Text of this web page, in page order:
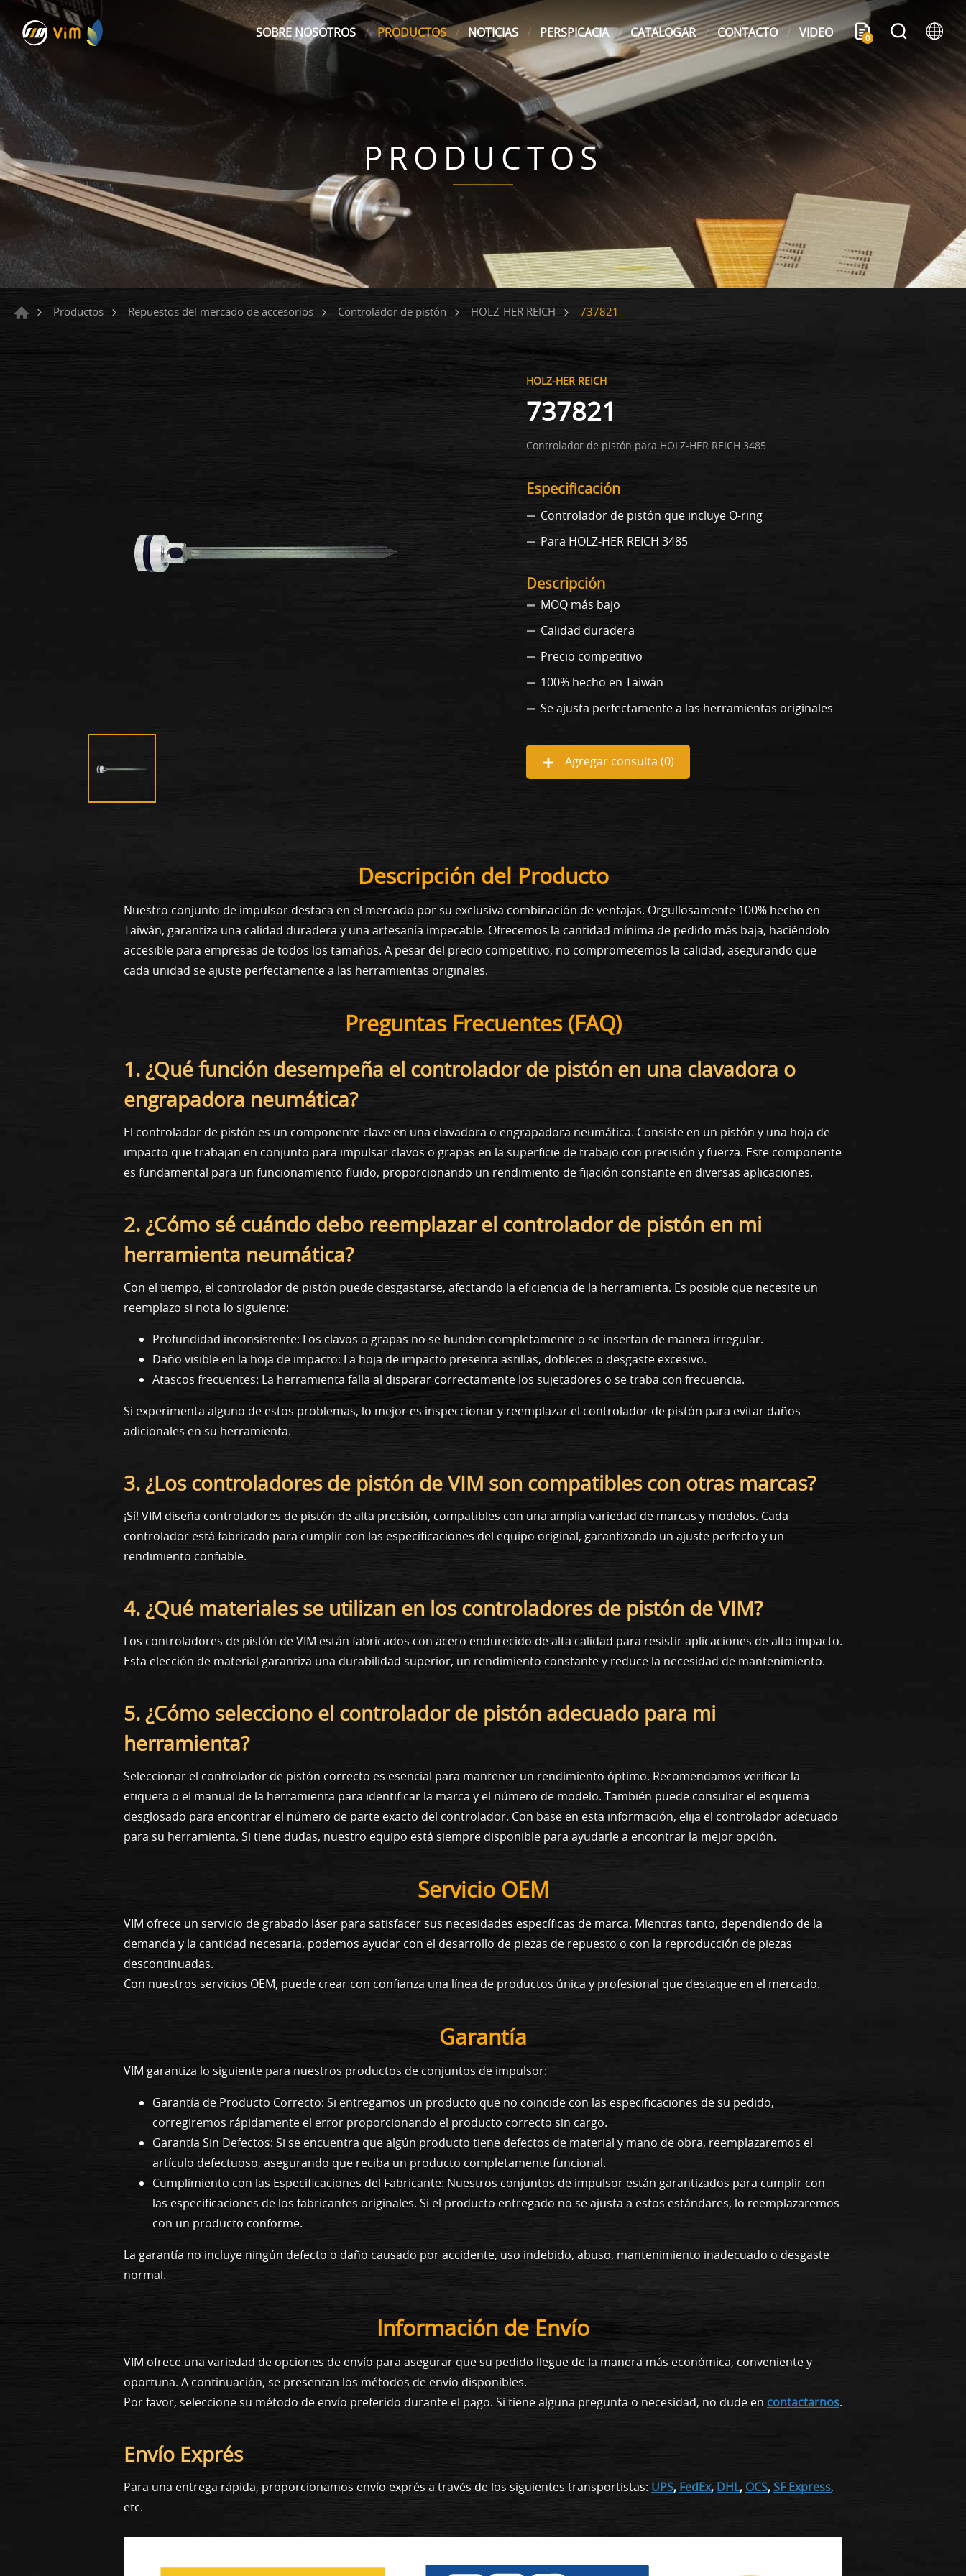
SOBRE NOSOTROS PRODUCTOS NOTICIAS PERSPICACIA CATALOGAR CONTACTO VIDEO 0
PRODUCTOS
Productos Repuestos del mercado de accesorios Controlador de pistón HOLZ-HER REICH 737821
HOLZ-HER REICH
737821
Controlador de pistón para HOLZ-HER REICH 3485
Especificación
Controlador de pistón que incluye O-ring
Para HOLZ-HER REICH 3485
Descripción
MOQ más bajo
Calidad duradera
Precio competitivo
100% hecho en Taiwán
Se ajusta perfectamente a las herramientas originales
Agregar consulta (0)
Descripción del Producto
Nuestro conjunto de impulsor destaca en el mercado por su exclusiva combinación de ventajas. Orgullosamente 100% hecho en
Taiwán, garantiza una calidad duradera y una artesanía impecable. Ofrecemos la cantidad mínima de pedido más baja, haciéndolo
accesible para empresas de todos los tamaños. A pesar del precio competitivo, no comprometemos la calidad, asegurando que
cada unidad se ajuste perfectamente a las herramientas originales.
Preguntas Frecuentes (FAQ)
1. ¿Qué función desempeña el controlador de pistón en una clavadora o
engrapadora neumática?
El controlador de pistón es un componente clave en una clavadora o engrapadora neumática. Consiste en un pistón y una hoja de
impacto que trabajan en conjunto para impulsar clavos o grapas en la superficie de trabajo con precisión y fuerza. Este componente
es fundamental para un funcionamiento fluido, proporcionando un rendimiento de fijación constante en diversas aplicaciones.
2. ¿Cómo sé cuándo debo reemplazar el controlador de pistón en mi
herramienta neumática?
Con el tiempo, el controlador de pistón puede desgastarse, afectando la eficiencia de la herramienta. Es posible que necesite un
reemplazo si nota lo siguiente:
Profundidad inconsistente: Los clavos o grapas no se hunden completamente o se insertan de manera irregular.
Daño visible en la hoja de impacto: La hoja de impacto presenta astillas, dobleces o desgaste excesivo.
Atascos frecuentes: La herramienta falla al disparar correctamente los sujetadores o se traba con frecuencia.
Si experimenta alguno de estos problemas, lo mejor es inspeccionar y reemplazar el controlador de pistón para evitar daños
adicionales en su herramienta.
3. ¿Los controladores de pistón de VIM son compatibles con otras marcas?
¡Sí! VIM diseña controladores de pistón de alta precisión, compatibles con una amplia variedad de marcas y modelos. Cada
controlador está fabricado para cumplir con las especificaciones del equipo original, garantizando un ajuste perfecto y un
rendimiento confiable.
4. ¿Qué materiales se utilizan en los controladores de pistón de VIM?
Los controladores de pistón de VIM están fabricados con acero endurecido de alta calidad para resistir aplicaciones de alto impacto.
Esta elección de material garantiza una durabilidad superior, un rendimiento constante y reduce la necesidad de mantenimiento.
5. ¿Cómo selecciono el controlador de pistón adecuado para mi
herramienta?
Seleccionar el controlador de pistón correcto es esencial para mantener un rendimiento óptimo. Recomendamos verificar la
etiqueta o el manual de la herramienta para identificar la marca y el número de modelo. También puede consultar el esquema
desglosado para encontrar el número de parte exacto del controlador. Con base en esta información, elija el controlador adecuado
para su herramienta. Si tiene dudas, nuestro equipo está siempre disponible para ayudarle a encontrar la mejor opción.
Servicio OEM
VIM ofrece un servicio de grabado láser para satisfacer sus necesidades específicas de marca. Mientras tanto, dependiendo de la
demanda y la cantidad necesaria, podemos ayudar con el desarrollo de piezas de repuesto o con la reproducción de piezas
descontinuadas.
Con nuestros servicios OEM, puede crear con confianza una línea de productos única y profesional que destaque en el mercado.
Garantía
VIM garantiza lo siguiente para nuestros productos de conjuntos de impulsor:
Garantía de Producto Correcto: Si entregamos un producto que no coincide con las especificaciones de su pedido,
corregiremos rápidamente el error proporcionando el producto correcto sin cargo.
Garantía Sin Defectos: Si se encuentra que algún producto tiene defectos de material y mano de obra, reemplazaremos el
artículo defectuoso, asegurando que reciba un producto completamente funcional.
Cumplimiento con las Especificaciones del Fabricante: Nuestros conjuntos de impulsor están garantizados para cumplir con
las especificaciones de los fabricantes originales. Si el producto entregado no se ajusta a estos estándares, lo reemplazaremos
con un producto conforme.
La garantía no incluye ningún defecto o daño causado por accidente, uso indebido, abuso, mantenimiento inadecuado o desgaste
normal.
Información de Envío
VIM ofrece una variedad de opciones de envío para asegurar que su pedido llegue de la manera más económica, conveniente y
oportuna. A continuación, se presentan los métodos de envío disponibles.
Por favor, seleccione su método de envío preferido durante el pago. Si tiene alguna pregunta o necesidad, no dude en contactarnos.
Envío Exprés
Para una entrega rápida, proporcionamos envío exprés a través de los siguientes transportistas: UPS, FedEx, DHL, OCS,SF Express,
etc.